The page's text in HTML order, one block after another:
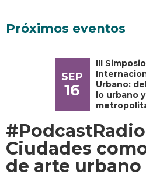
Próximos eventos
SEP
16
III Simposio
Urbano:
lo urbano
Ciudades
de arte urbano